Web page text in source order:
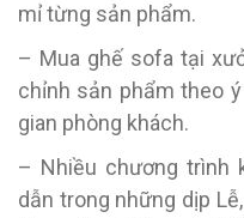
mỉ từng sản phẩm.
– Mua ghế sofa tại
chỉnh sản phẩm theo
gian phòng khách.
– Nhiều chương trình
dẫn trong những dịp